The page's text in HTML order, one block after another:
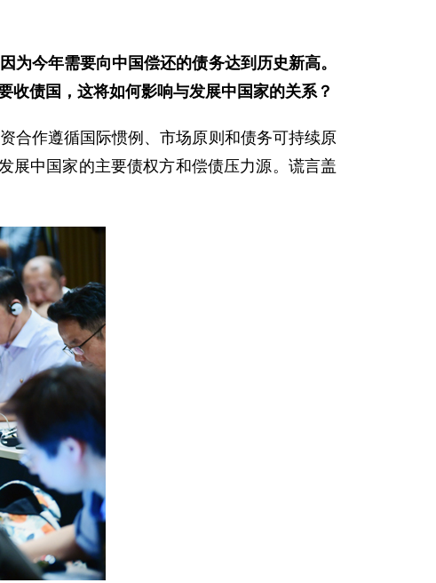
今年需要向中国偿还的债务达到历史新高。
收债国，这将如何影响与发展中国家的关系？
合作遵循国际惯例、市场原则和债务可持续原
展中国家的主要债权方和偿债压力源。谎言盖